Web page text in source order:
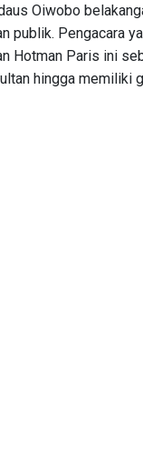
Oiwobo
publik. Pengacara
Hotman Paris ini
hingga memiliki